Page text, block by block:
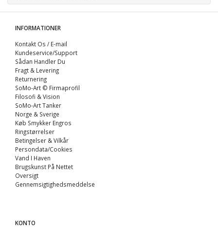
INFORMATIONER
Kontakt Os / E-mail
Kundeservice/Support
Sådan Handler Du
Fragt & Levering
Returnering
SoMo-Art © Firmaprofil
Filosofi & Vision
SoMo-Art Tanker
Norge & Sverige
Køb Smykker Engros
Ringstørrelser
Betingelser & Vilkår
Persondata/Cookies
Vand I Haven
Brugskunst På Nettet
Oversigt
Gennemsigtighedsmeddelse
KONTO